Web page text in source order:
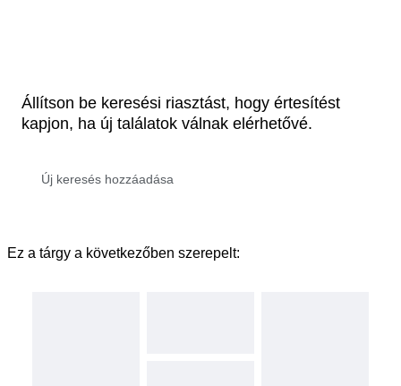
Állítson be keresési riasztást, hogy értesítést
kapjon, ha új találatok válnak elérhetővé.
Ez a tárgy a következőben szerepelt: